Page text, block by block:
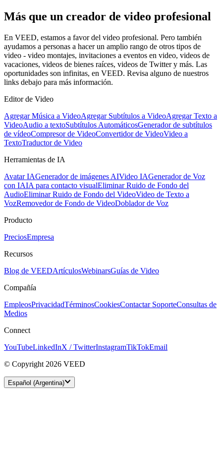
Más que un creador de video profesional
En VEED, estamos a favor del video profesional. Pero también
ayudamos a personas a hacer un amplio rango de otros tipos de
video - video montajes, invitaciones a eventos en video, videos de
vacaciones, videos de bienes raíces, videos de Twitter y más. Las
oportunidades son infinitas, en VEED. Revisa alguno de nuestros
links debajo para más información.
Editor de Video
Agregar Música a VideoAgregar Subtítulos a VideoAgregar Texto a
VideoAudio a textoSubtítulos AutomáticosGenerador de subtítulos
de vídeoCompresor de VideoConvertidor de VideoVideo a
TextoTraductor de Video
Herramientas de IA
Avatar IAGenerador de imágenes AIVideo IAGenerador de Voz
con IAIA para contacto visualEliminar Ruido de Fondo del
AudioEliminar Ruido de Fondo del VideoVideo de Texto a
VozRemovedor de Fondo de VideoDoblador de Voz
Producto
PreciosEmpresa
Recursos
Blog de VEEDArtículosWebinarsGuías de Video
Compañía
EmpleosPrivacidadTérminosCookiesContactar SoporteConsultas de
Medios
Connect
YouTubeLinkedInX / TwitterInstagramTikTokEmail
© Copyright 2026 VEED
Español (Argentina)